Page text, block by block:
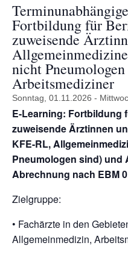
Fortbildung für
zuweisende
nicht
Arbeitsmediziner
Sonntag, 01.11.2026 -
E-Learning: Fortbildung
zuweisende Ärztinnen
KFE-RL,
Pneumologen sind) und
Abrechnung nach EBM
Zielgruppe:
• Fachärzte in den
Allgemeinmedizin,